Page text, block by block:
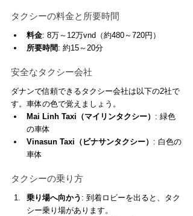
タクシーの料金と所要時間
料金: 8万～12万vnd（約480～720円）
所要時間 : 約15～20分
安全なタクシー会社
ダナンで信頼できるタクシー会社は以下の2社で
す。車体の色で覚えましょう。
Mai Linh Taxi（マイリンタクシー） : 緑色
の車体
Vinasun Taxi（ビナサンタクシー） : 白色の
車体
タクシーの乗り方
乗り場へ向かう : 到着ロビーを出ると、タク
シー乗り場があります。